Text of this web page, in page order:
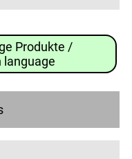
Produkte /
language